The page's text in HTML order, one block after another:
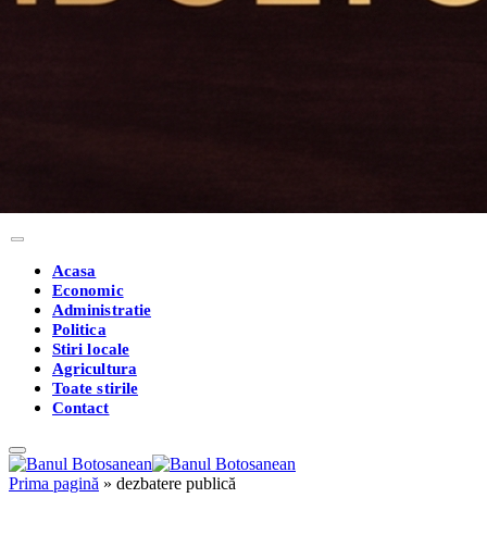
Acasa
Economic
Administratie
Politica
Stiri locale
Agricultura
Toate stirile
Contact
Prima pagină » dezbatere publică